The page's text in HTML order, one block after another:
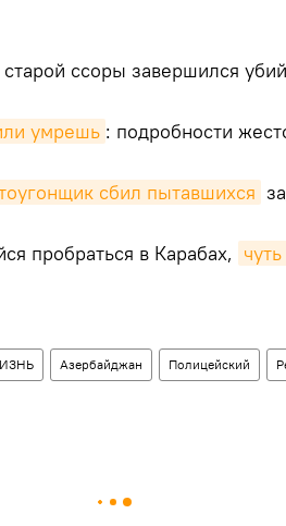
старой ссоры завершился
умрешь : подробности
сбил пытавшихся
пробраться в Карабах,
Азербайджан Полицейский